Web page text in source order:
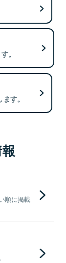
。
す。
順に掲載